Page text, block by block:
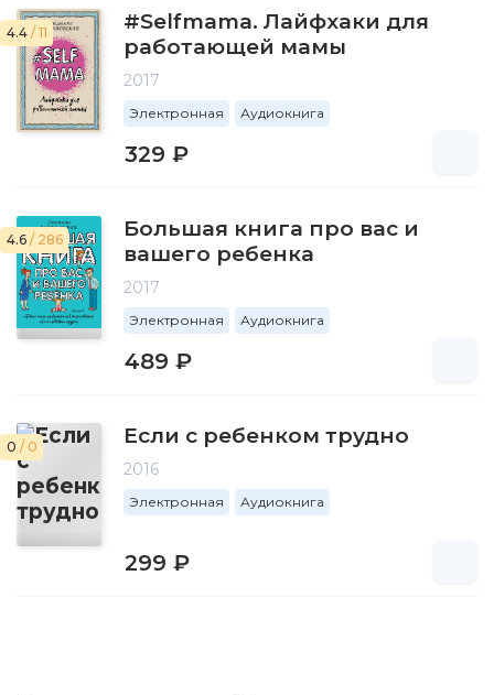
4.4 / 11
#Selfmama. Лайфхаки для
работающей мамы
2017
Электронная Аудиокнига
329 ₽
4.6 / 286
Большая книга про вас и
вашего ребенка
2017
Электронная Аудиокнига
489 ₽
0 / 0 Если с ребенком трудно
2016
Электронная Аудиокнига
299 ₽